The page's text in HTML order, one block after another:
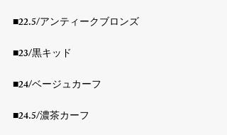
■22.5/アンティークブロンズ
■23/黒キッド
■24/ベージュカーフ
■24.5/濃茶カーフ